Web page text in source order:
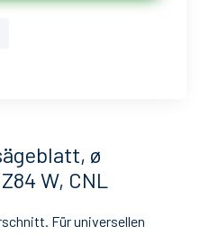
ø
W, CNL
Für universellen